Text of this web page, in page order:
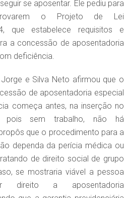
se aposentar. Ele pediu para
o Projeto de Lei
que estabelece requisitos e
a concessão de aposentadoria
deficiência.
e Silva Neto afirmou que o
de aposentadoria especial
começa antes, na inserção no
pois sem trabalho, não há
que o procedimento para a
dependa da perícia médica ou
de direito social de grupo
se mostraria viável a pessoa
direito a aposentadoria